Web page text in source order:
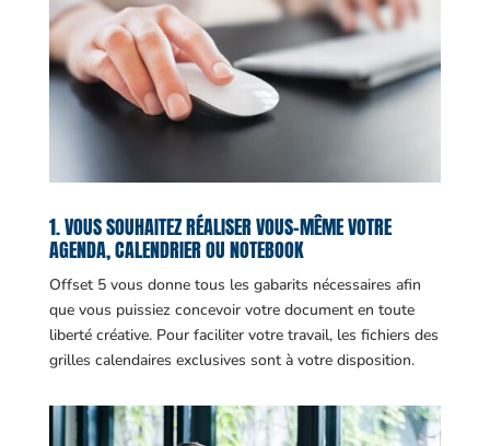
1. VOUS SOUHAITEZ RÉALISER VOUS-MÊME VOTRE
AGENDA, CALENDRIER OU NOTEBOOK
Offset 5 vous donne tous les gabarits nécessaires afin
que vous puissiez concevoir votre document en toute
liberté créative. Pour faciliter votre travail, les fichiers des
grilles calendaires exclusives sont à votre disposition.